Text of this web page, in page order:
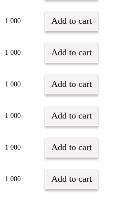
1 000 Add to cart
1 000 Add to cart
1 000 Add to cart
1 000 Add to cart
1 000 Add to cart
1 000 Add to cart